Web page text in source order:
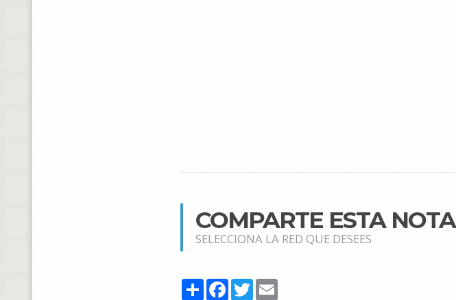
COMPARTE ESTA NOTA
SELECCIONA LA RED QUE DESEES
ShareFacebook
TwitterEmail